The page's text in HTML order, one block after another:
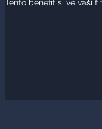
Tento benefit si ve vaší